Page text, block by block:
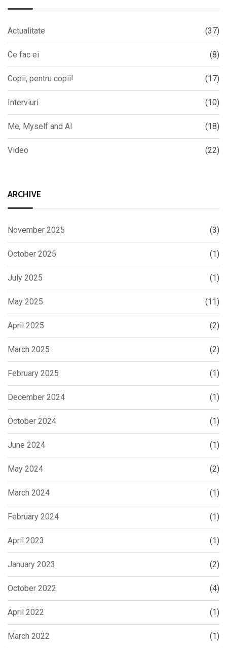
Actualitate (37)
Ce fac ei (8)
Copii, pentru copii! (17)
Interviuri (10)
Me, Myself and AI (18)
Video (22)
ARCHIVE
November 2025 (3)
October 2025 (1)
July 2025 (1)
May 2025 (11)
April 2025 (2)
March 2025 (2)
February 2025 (1)
December 2024 (1)
October 2024 (1)
June 2024 (1)
May 2024 (2)
March 2024 (1)
February 2024 (1)
April 2023 (1)
January 2023 (2)
October 2022 (4)
April 2022 (1)
March 2022 (1)